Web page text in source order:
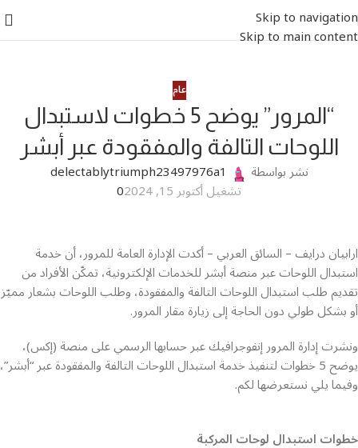
Skip to navigation
Skip to main content
عام
“المرور” يوضح 5 خطوات لاستبدال
اللوحات التالفة والمفقودة عبر أبشر
نشر بواسطة delectablytriumph23497976a1
تشغيل أكتوبر 15, 2024 0
ارابيان درايف – السائق العربي – أكدت الإدارة العامة للمرور، أن خدمة
استبدال اللوحات عبر منصة أبشر للخدمات الإلكترونية، تمكّن الأفراد من
تقديم طلب استبدال اللوحات التالفة والمفقودة، وطلب اللوحات بشعار مميّز
أو بشكل طولي دون الحاجة إلى زيارة مقار المرور.
ونشرت إدارة المرور إنفوجرافيك عبر حسابها الرسمي على منصة (إكس)،
يوضح 5 خطوات لتنفيذ خدمة استبدال اللوحات التالفة والمفقودة عبر “أبشر”،
وفيما يلي نستعرضها لكم.
خطوات استبدال لوحات المركبة